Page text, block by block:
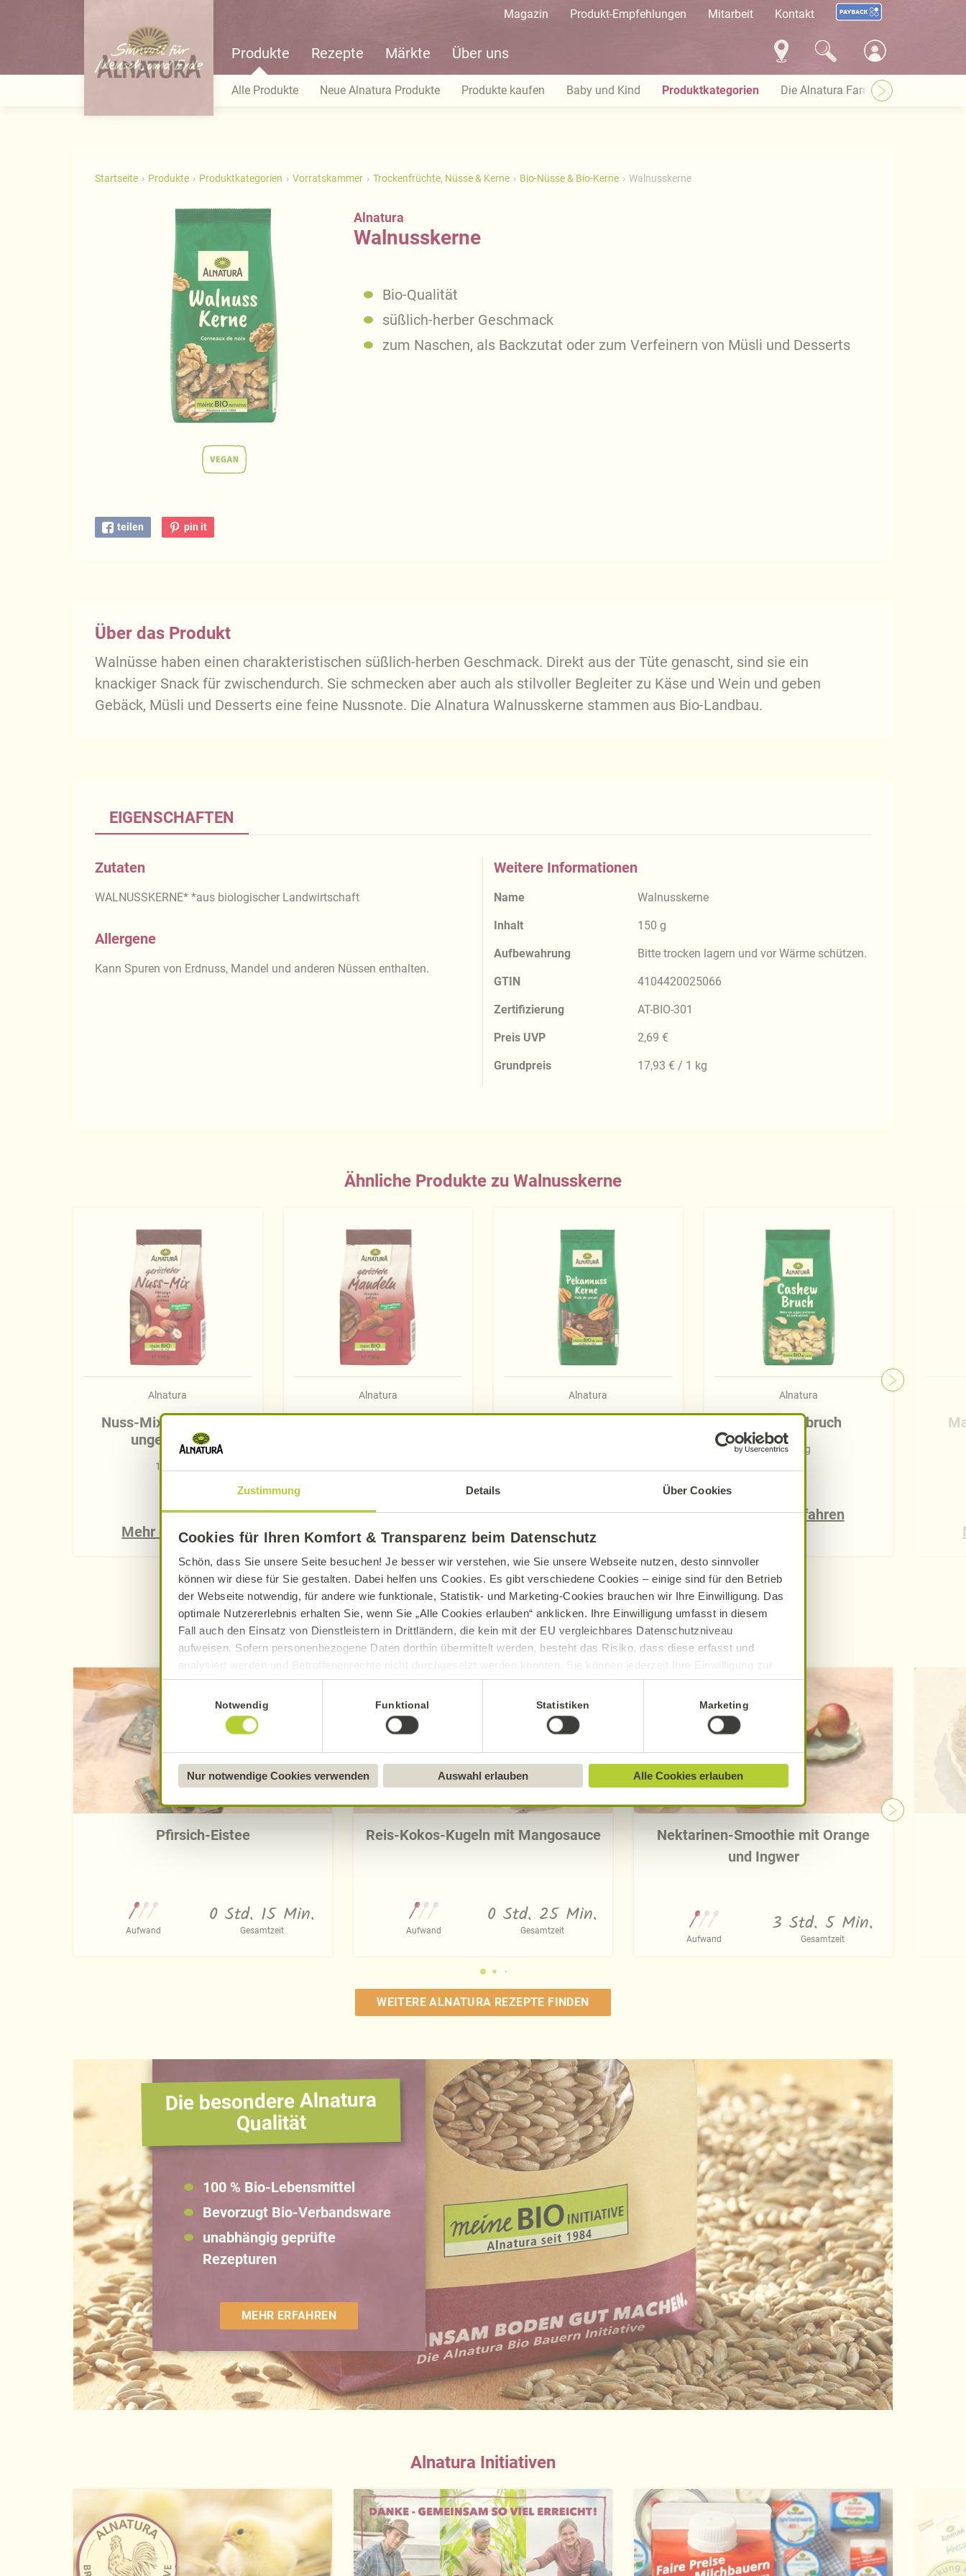
Zustimmung Details Über Cookies
Cookies für Ihren Komfort & Transparenz beim Datenschutz
Schön, dass Sie unsere Seite besuchen! Je besser wir verstehen, wie Sie unsere Webseite nutzen, desto sinnvoller
können wir diese für Sie gestalten. Dabei helfen uns Cookies. Es gibt verschiedene Cookies – einige sind für den Betrieb
der Webseite notwendig, für andere wie funktionale, Statistik- und Marketing-Cookies brauchen wir Ihre Einwilligung. Das
optimale Nutzererlebnis erhalten Sie, wenn Sie „Alle Cookies erlauben“ anklicken. Ihre Einwilligung umfasst in diesem
Fall auch den Einsatz von Dienstleistern in Drittländern, die kein mit der EU vergleichbares Datenschutzniveau
aufweisen. Sofern personenbezogene Daten dorthin übermittelt werden, besteht das Risiko, dass diese erfasst und
analysiert werden und Betroffenenrechte nicht durchgesetzt werden könnten. Sie können jederzeit Ihre Einwilligung zur
Datenverarbeitung und -übermittlung widerrufen und Tools deaktivieren. Ausführliche Informationen finden Sie in unserer
Datenschutzerklärung
Näheres über uns erfahren Sie in unseremImpressum
Notwendig Funktional Statistiken Marketing
Nur notwendige Cookies verwenden Auswahl erlauben Alle Cookies erlauben
Magazin Produkt-Empfehlungen Mitarbeit Kontakt
Produkte Rezepte Märkte Über uns
Alle Produkte Neue Alnatura Produkte Produkte kaufen Baby und Kind Produktkategorien Die Alnatura Familie
Startseite Produkte Produktkategorien Vorratskammer Trockenfrüchte, Nüsse & Kerne Bio-Nüsse & Bio-Kerne Walnusskerne
Alnatura
Walnusskerne
Bio-Qualität
süßlich-herber Geschmack
zum Naschen, als Backzutat oder zum Verfeinern von Müsli und Desserts
teilen pin it
Über das Produkt
Walnüsse haben einen charakteristischen süßlich-herben Geschmack. Direkt aus der Tüte genascht, sind sie ein
knackiger Snack für zwischendurch. Sie schmecken aber auch als stilvoller Begleiter zu Käse und Wein und geben
Gebäck, Müsli und Desserts eine feine Nussnote. Die Alnatura Walnusskerne stammen aus Bio-Landbau.
EIGENSCHAFTEN
Zutaten
WALNUSSKERNE* *aus biologischer Landwirtschaft
Allergene
Kann Spuren von Erdnuss, Mandel und anderen Nüssen enthalten.
Weitere Informationen
Name Walnusskerne
Inhalt 150 g
Aufbewahrung Bitte trocken lagern und vor Wärme schützen.
GTIN 4104420025066
Zertifizierung AT-BIO-301
Preis UVP 2,69 €
Grundpreis 17,93 € / 1 kg
Ähnliche Produkte zu Walnusskerne
Alnatura
Nuss-Mix geröstet &
ungesalzen
150 g
Mehr erfahren
Alnatura
Mehr erfahren
Alnatura
Mehr erfahren
Alnatura
Cashewbruch
300 g
Mehr erfahren
Entdecken Sie die neuen Alnatura Rezepte
Pfirsich-Eistee
Aufwand
0 Std. 15 Min.
Gesamtzeit
Reis-Kokos-Kugeln mit Mangosauce
Aufwand
0 Std. 25 Min.
Gesamtzeit
Nektarinen-Smoothie mit Orange
und Ingwer
Aufwand
3 Std. 5 Min.
Gesamtzeit
WEITERE ALNATURA REZEPTE FINDEN
Die besondere Alnatura
Qualität
100 % Bio-Lebensmittel
Bevorzugt Bio-Verbandsware
unabhängig geprüfte
Rezepturen
MEHR ERFAHREN
Alnatura Initiativen